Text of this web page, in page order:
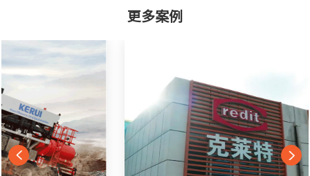
更多案例